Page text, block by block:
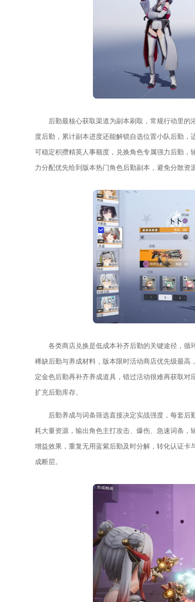
后勤最核心获取渠道为副本刷取，常规行动里
度后勤，累计副本进度还能解锁自选位置小队后勤
可稳定积攒精英人事额度，兑换角色专属强力后勤
力分配优先给到版本热门角色后勤副本，避免分散资
各类商店兑换是低成本补齐后勤的关键途径，
稀缺后勤与养成材料，版本限时活动商店优先级最
定金色后勤再补齐养成道具，错过活动很难再获取
扩充后勤库存。
后勤养成与词条筛选直接决定实战强度，每套
耗大量资源，输出角色主打攻击、爆伤、急速词条
增益效果，重复无用蓝紫后勤及时分解，转化认证
成断层。